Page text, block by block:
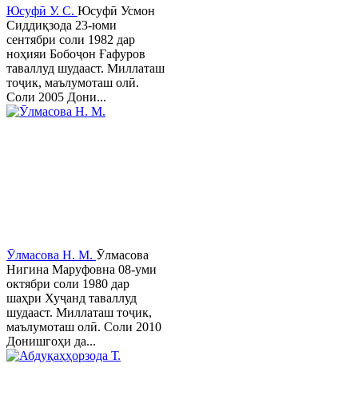
Юсуфӣ У. C. Юсуфӣ Усмон
Сиддиқзода 23-юми
сентябри соли 1982 дар
ноҳияи Бобоҷон Ғафуров
таваллуд шудааст. Миллаташ
тоҷик, маълумоташ олӣ.
Соли 2005 Дони...
Ӯлмасова Н. М. Ӯлмасова
Нигина Маруфовна 08-уми
октябри соли 1980 дар
шаҳри Хуҷанд таваллуд
шудааст. Миллаташ тоҷик,
маълумоташ олӣ. Соли 2010
Донишгоҳи да...